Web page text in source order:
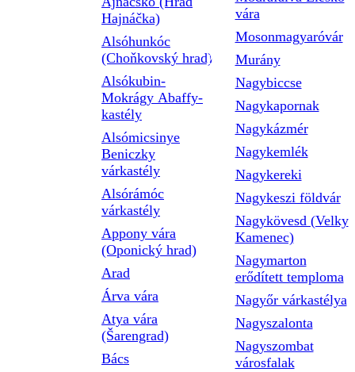
Hajnáčka)
Alsóhunkóc
(Choňkovský hrad)
Alsókubin-
Mokrágy Abaffy-
kastély
Alsómicsinye
Beniczky
várkastély
Alsórámóc
várkastély
Appony vára
(Oponický hrad)
Arad
Árva vára
Atya vára
(Šarengrad)
Bács
vára
Mosonmagyaróvár
Murány
Nagybiccse
Nagykapornak
Nagykázmér
Nagykemlék
Nagykereki
Nagykeszi földvár
Nagykövesd (Velky
Kamenec)
Nagymarton
erődített temploma
Nagyőr várkastélya
Nagyszalonta
Nagyszombat
városfalak